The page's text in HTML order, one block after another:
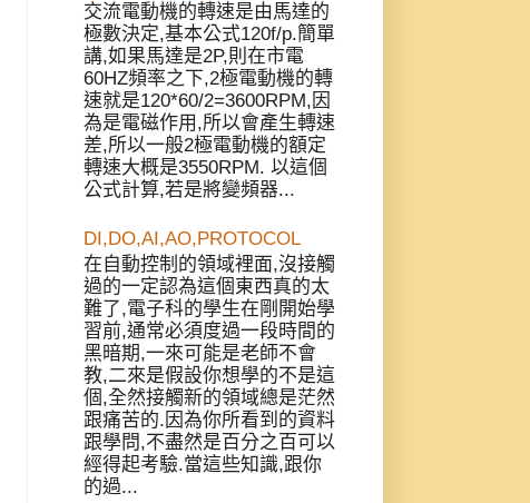
交流電動機的轉速是由馬達的
極數決定,基本公式120f/p.簡單
講,如果馬達是2P,則在市電
60HZ頻率之下,2極電動機的轉
速就是120*60/2=3600RPM,因
為是電磁作用,所以會產生轉速
差,所以一般2極電動機的額定
轉速大概是3550RPM. 以這個
公式計算,若是將變頻器...
DI,DO,AI,AO,PROTOCOL
在自動控制的領域裡面,沒接觸
過的一定認為這個東西真的太
難了,電子科的學生在剛開始學
習前,通常必須度過一段時間的
黑暗期,一來可能是老師不會
教,二來是假設你想學的不是這
個,全然接觸新的領域總是茫然
跟痛苦的.因為你所看到的資料
跟學問,不盡然是百分之百可以
經得起考驗.當這些知識,跟你
的過...